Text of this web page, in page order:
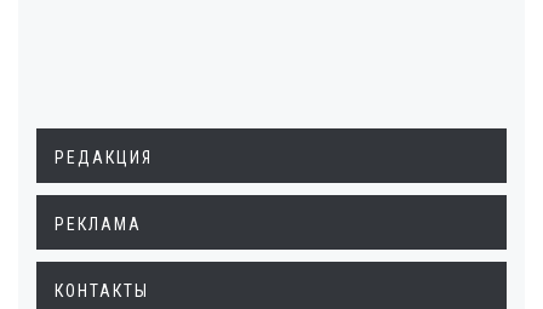
РЕДАКЦИЯ
РЕКЛАМА
КОНТАКТЫ